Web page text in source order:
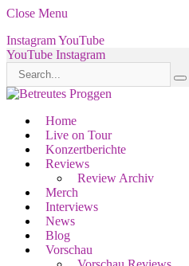
Close Menu
InstagramYouTube
YouTube Instagram
Home
Live on Tour
Konzertberichte
Reviews
Review Archiv
Merch
Interviews
News
Blog
Vorschau